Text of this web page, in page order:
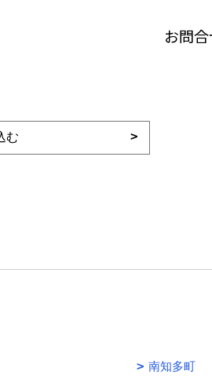
お問
南知多町